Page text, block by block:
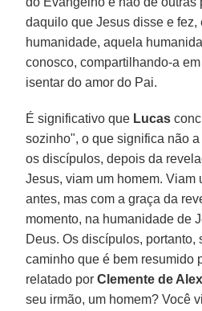
daquilo que Jesus disse e fez,
humanidade, aquela
conosco, compartilhando-a
isentar do amor do Pai.
É significativo que Lucas
sozinho", o que significa não
os discípulos, depois da
Jesus, viam um homem. Viam
antes, mas com a graça da
momento, na humanidade de
Deus. Os discípulos, portanto,
caminho que é bem resumido
relatado porClemente de
seu irmão, um homem? Você